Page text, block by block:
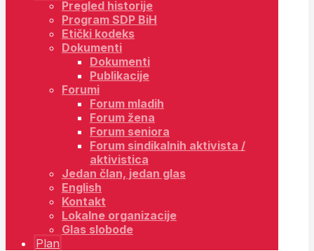
Pregled historije
Program SDP BiH
Etički kodeks
Dokumenti
Dokumenti
Publikacije
Forumi
Forum mladih
Forum žena
Forum seniora
Forum sindikalnih aktivista /
aktivistica
Jedan član, jedan glas
English
Kontakt
Lokalne organizacije
Glas slobode
Plan